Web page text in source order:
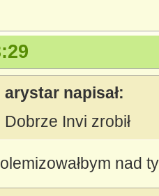
arystar napisał:
Dobrze Invi zrobił
nad